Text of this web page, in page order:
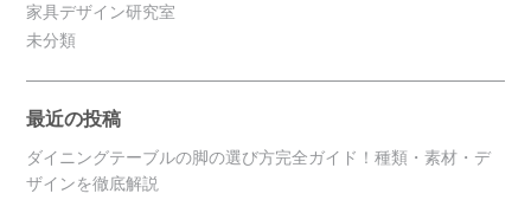
家具デザイン研究室
未分類
最近の投稿
ダイニングテーブルの脚の選び方完全ガイド！種類・素材・デ
ザインを徹底解説